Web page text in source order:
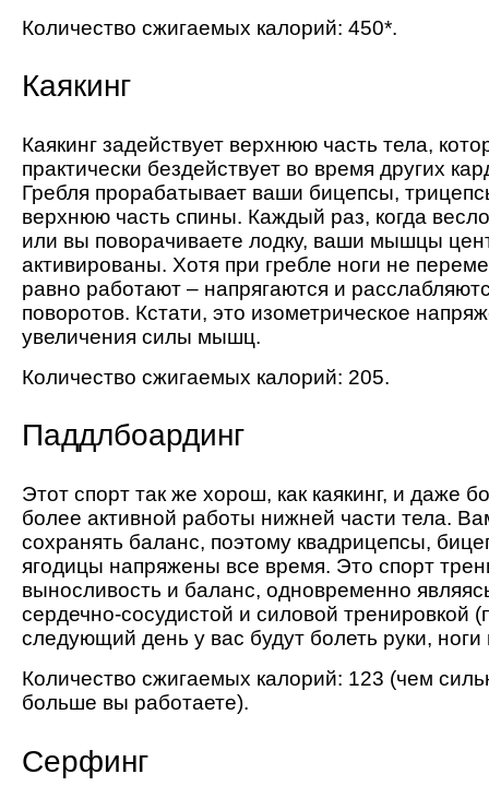
Количество сжигаемых калорий: 450*.
Каякинг
Каякинг задействует верхнюю часть тела,
практически бездействует во время других
Гребля прорабатывает ваши бицепсы,
верхнюю часть спины. Каждый раз, когда
или вы поворачиваете лодку, ваши мышцы
активированы. Хотя при гребле ноги не
равно работают – напрягаются и
поворотов. Кстати, это изометрическое
увеличения силы мышц.
Количество сжигаемых калорий: 205.
Паддлбоардинг
Этот спорт так же хорош, как каякинг, и даже
более активной работы нижней части тела.
сохранять баланс, поэтому квадрицепсы,
ягодицы напряжены все время. Это спорт
выносливость и баланс, одновременно
сердечно-сосудистой и силовой тренировкой
следующий день у вас будут болеть руки, ноги
Количество сжигаемых калорий: 123 (чем
больше вы работаете).
Серфинг